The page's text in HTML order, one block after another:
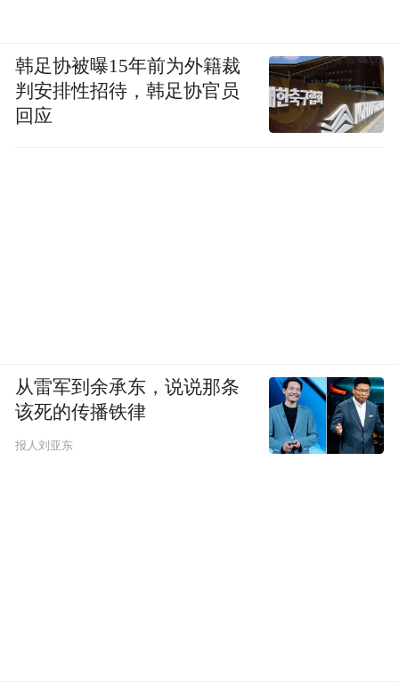
韩足协被曝15年前为外籍裁
判安排性招待，韩足协官员
回应
从雷军到余承东，说说那条
该死的传播铁律
报人刘亚东